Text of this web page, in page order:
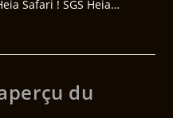
Safari ! SGS Heia…
du